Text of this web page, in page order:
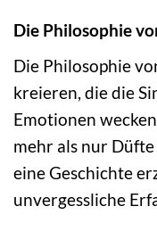
Die Philosophie
Die Philosophie
kreieren, die die
Emotionen
mehr als nur
eine Geschichte
unvergessliche